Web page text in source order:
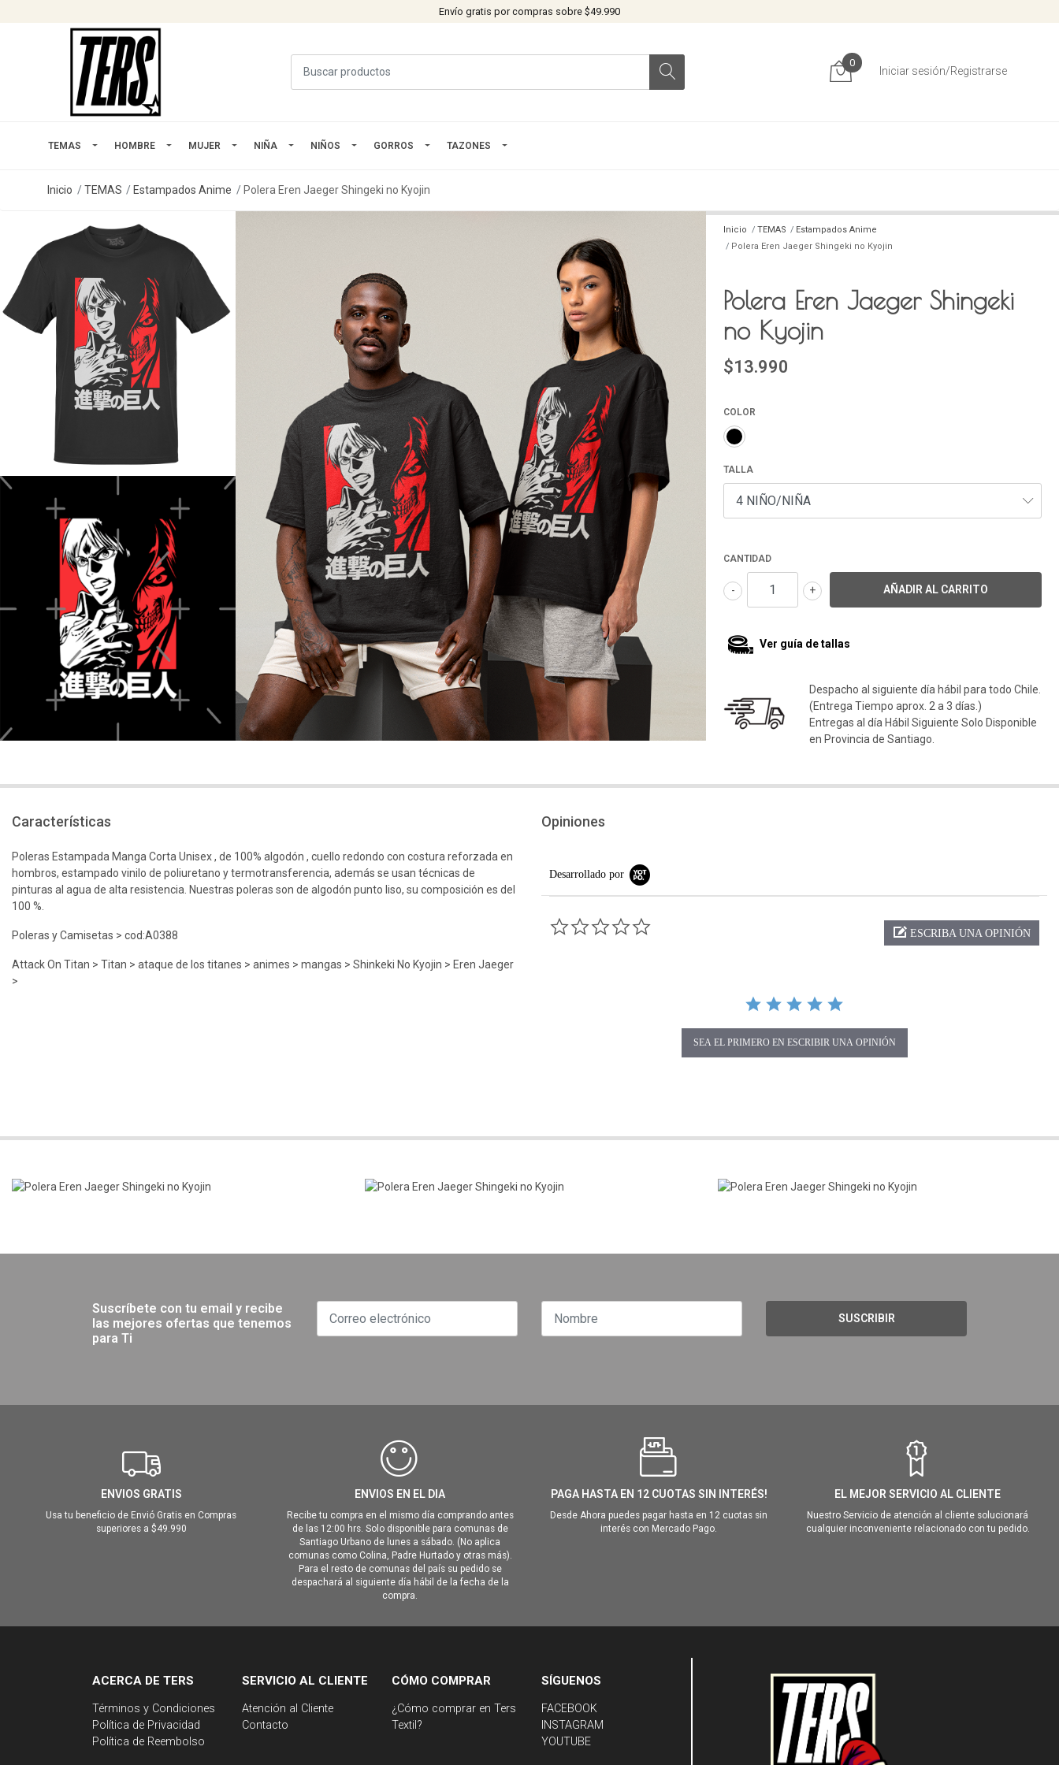
Envío gratis por compras sobre $49.990
0
Iniciar sesión/Registrarse
TEMAS HOMBRE MUJER NIÑA NIÑOS GORROS TAZONES
Inicio TEMAS Estampados Anime Polera Eren Jaeger Shingeki no Kyojin
Inicio TEMAS
Estampados Anime
Polera Eren Jaeger Shingeki no Kyojin
Polera Eren Jaeger Shingeki
no Kyojin
$13.990
COLOR
TALLA
CANTIDAD
+
-
Ver guía de tallas
Despacho al siguiente día hábil para todo Chile.
(Entrega Tiempo aprox. 2 a 3 días.)
Entregas al día Hábil Siguiente Solo Disponible
en Provincia de Santiago.
Características
Poleras Estampada Manga Corta Unisex , de 100% algodón , cuello redondo con costura reforzada en
hombros, estampado vinilo de poliuretano y termotransferencia, además se usan técnicas de
pinturas al agua de alta resistencia. Nuestras poleras son de algodón punto liso, su composición es del
100 %.
Poleras y Camisetas > cod:A0388
Attack On Titan > Titan > ataque de los titanes > animes > mangas > Shinkeki No Kyojin > Eren Jaeger
>
Opiniones
Desarrollado por
ESCRIBA UNA OPINIÓN
SEA EL PRIMERO EN ESCRIBIR UNA OPINIÓN
Suscríbete con tu email y recibe
las mejores ofertas que tenemos
para Ti
SUSCRIBIR
ENVIOS GRATIS
Usa tu beneficio de Envió Gratis en Compras
superiores a $49.990
ENVIOS EN EL DIA
Recibe tu compra en el mismo día comprando antes
de las 12:00 hrs. Solo disponible para comunas de
Santiago Urbano de lunes a sábado. (No aplica
comunas como Colina, Padre Hurtado y otras más).
Para el resto de comunas del país su pedido se
despachará al siguiente día hábil de la fecha de la
compra.
PAGA HASTA EN 12 CUOTAS SIN INTERÉS!
Desde Ahora puedes pagar hasta en 12 cuotas sin
interés con Mercado Pago.
EL MEJOR SERVICIO AL CLIENTE
Nuestro Servicio de atención al cliente solucionará
cualquier inconveniente relacionado con tu pedido.
ACERCA DE TERS
Términos y Condiciones
Política de Privacidad
Política de Reembolso
SERVICIO AL CLIENTE
Atención al Cliente
Contacto
CÓMO COMPRAR
¿Cómo comprar en Ters
Textil?
SÍGUENOS
FACEBOOK
INSTAGRAM
YOUTUBE